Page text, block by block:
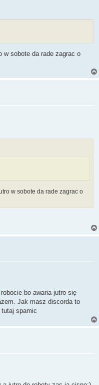
w sobote da rade zagrac o
w sobote da rade zagrac o
bo awaria jutro się
Jak masz discorda to
spamic